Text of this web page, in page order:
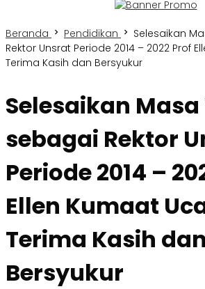
Beranda Pendidikan
Selesaikan
Rektor Unsrat Periode 2014 – 2022 Prof
Terima Kasih dan Bersyukur
Selesaikan
sebagai Rektor
Periode 2014 –
Ellen Kumaat
Terima Kasih dan
Bersyukur